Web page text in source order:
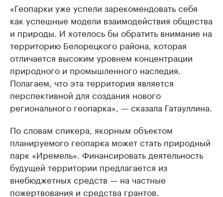
«Геопарки уже успели зарекомендовать себя
как успешные модели взаимодействия общества
и природы. И хотелось бы обратить внимание на
территорию Белорецкого района, которая
отличается высоким уровнем концентрации
природного и промышленного наследия.
Полагаем, что эта территория является
перспективной для создания нового
регионального геопарка», — сказала Гатауллина.
По словам спикера, якорным объектом
планируемого геопарка может стать природный
парк «Иремель». Финансировать деятельность
будущей территории предлагается из
внебюджетных средств — на частные
пожертвования и средства грантов.